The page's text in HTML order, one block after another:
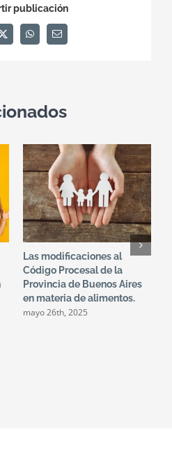
publicación
X WhatsAppCorreo
electrónico
Las modificaciones al
Código Procesal de la
Provincia de Buenos Aires
en materia de alimentos.
mayo 26th, 2025